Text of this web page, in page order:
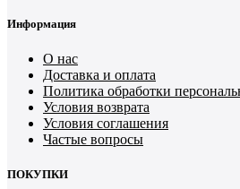
Информация
О нас
Доставка и оплата
Политика обработки
Условия возврата
Условия соглашения
Частые вопросы
ПОКУПКИ